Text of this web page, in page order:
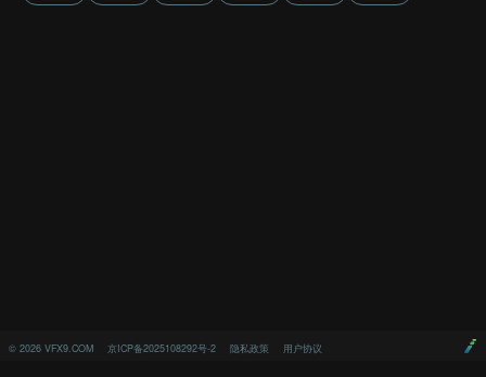
© 2026 VFX9.COM 京ICP备2025108292号-2 隐私政策 用户协议